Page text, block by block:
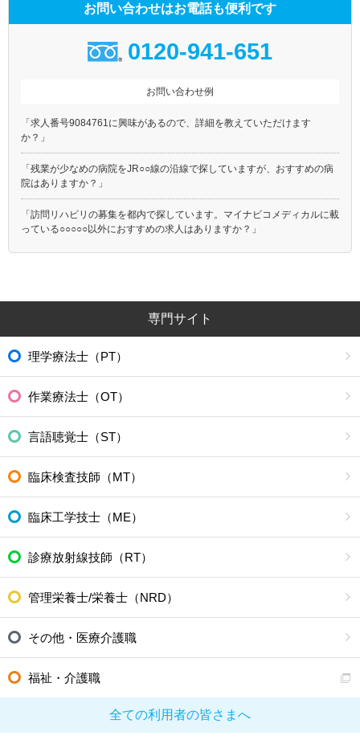
お問い合わせはお電話も便利です
0120-941-651
お問い合わせ例
「求人番号9084761に興味があるので、詳細を教えていただけます
か？」
「残業が少なめの病院をJR○○線の沿線で探していますが、おすすめの病
院はありますか？」
「訪問リハビリの募集を都内で探しています。マイナビコメディカルに載
っている○○○○○以外におすすめの求人はありますか？」
専門サイト
理学療法士（PT）
作業療法士（OT）
言語聴覚士（ST）
臨床検査技師（MT）
臨床工学技士（ME）
診療放射線技師（RT）
管理栄養士/栄養士（NRD）
その他・医療介護職
福祉・介護職
全ての利用者の皆さまへ